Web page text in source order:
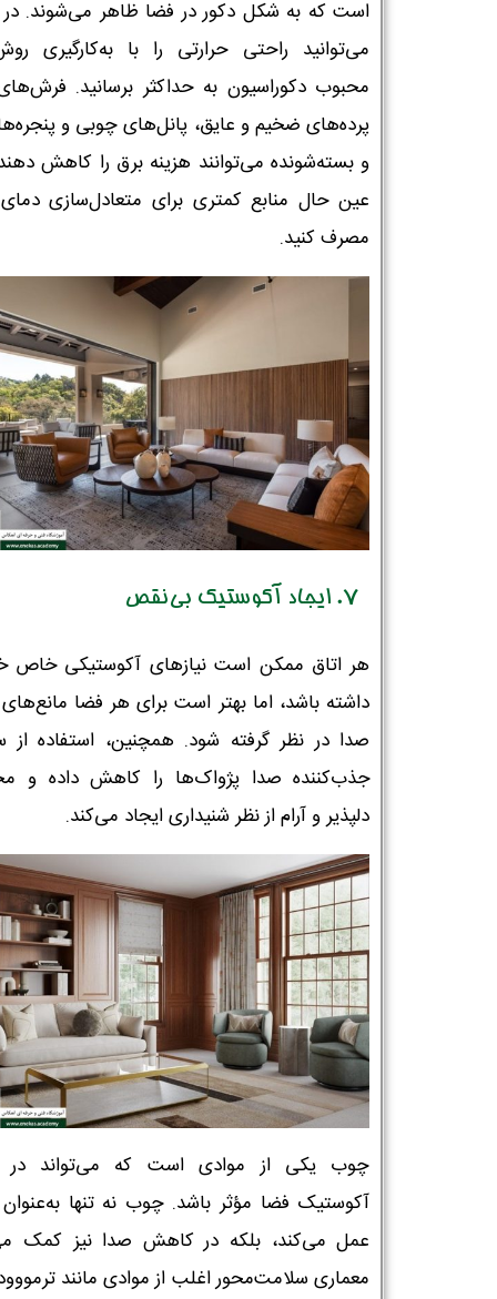
است که به شکل دکور در فضا ظاهر می‌شوند. در
می‌توانید راحتی حرارتی را با به‌کارگیری
محبوب دکوراسیون به حداکثر برسانید.
پرده‌های ضخیم و عایق، پانل‌های چوبی و
و بسته‌شونده می‌توانند هزینه برق را کاهش
عین حال منابع کمتری برای متعادل‌سازی
مصرف کنید.
7. ایجاد آکوستیک بی‌نقص
هر اتاق ممکن است نیازهای آکوستیکی خاص
داشته باشد، اما بهتر است برای هر فضا
صدا در نظر گرفته شود. همچنین، استفاده
جذب‌کننده صدا پژواک‌ها را کاهش داده و
دلپذیر و آرام از نظر شنیداری ایجاد می‌کند.
چوب یکی از موادی است که می‌تواند در
آکوستیک فضا مؤثر باشد. چوب نه تنها
عمل می‌کند، بلکه در کاهش صدا نیز کمک
معماری سلامت‌محور اغلب از موادی مانند